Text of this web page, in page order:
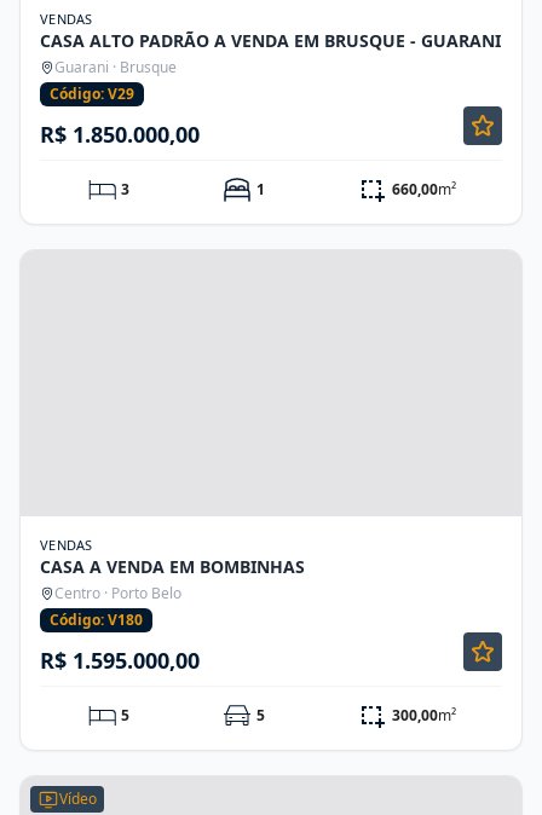
VENDAS
CASA ALTO PADRÃO A VENDA EM BRUSQUE - GUARANI
Guarani · Brusque
Código: V29
R$ 1.850.000,00
3 1 660,00m²
VENDAS
CASA A VENDA EM BOMBINHAS
Centro · Porto Belo
Código: V180
R$ 1.595.000,00
5 5 300,00m²
Vídeo